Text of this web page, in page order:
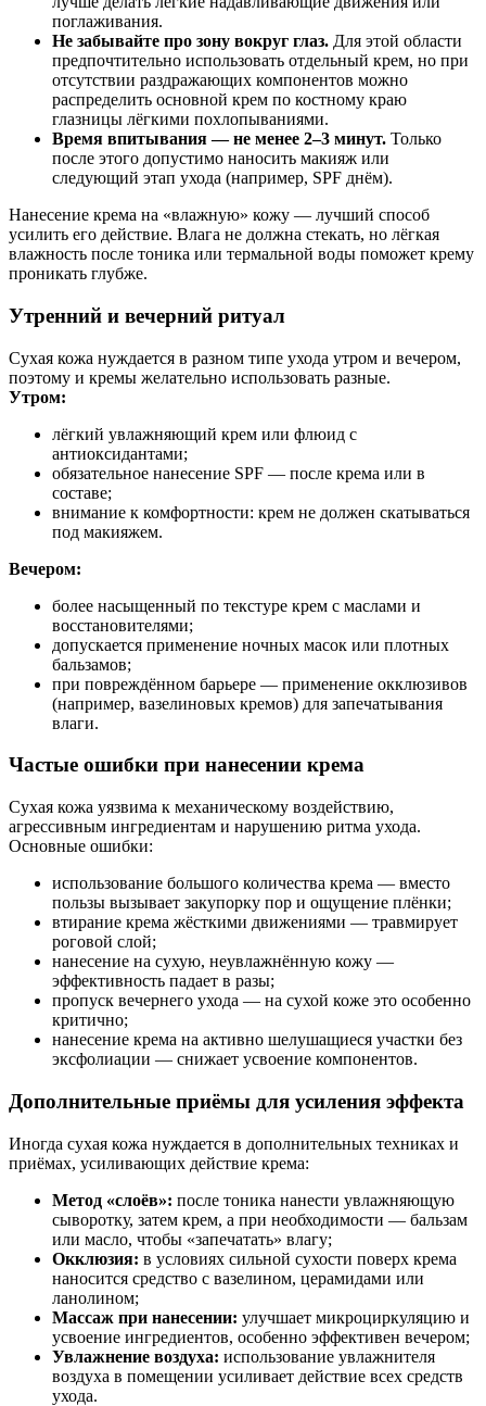
поглаживания.
Не забывайте про зону вокруг глаз. Для этой области
предпочтительно использовать отдельный крем, но при
отсутствии раздражающих компонентов можно
распределить основной крем по костному краю
глазницы лёгкими похлопываниями.
Время впитывания — не менее 2–3 минут. Только
после этого допустимо наносить макияж или
следующий этап ухода (например, SPF днём).
Нанесение крема на «влажную» кожу — лучший способ
усилить его действие. Влага не должна стекать, но лёгкая
влажность после тоника или термальной воды поможет крему
проникать глубже.
Утренний и вечерний ритуал
Сухая кожа нуждается в разном типе ухода утром и вечером,
поэтому и кремы желательно использовать разные.
Утром:
лёгкий увлажняющий крем или флюид с
антиоксидантами;
обязательное нанесение SPF — после крема или в
составе;
внимание к комфортности: крем не должен скатываться
под макияжем.
Вечером:
более насыщенный по текстуре крем с маслами и
восстановителями;
допускается применение ночных масок или плотных
бальзамов;
при повреждённом барьере — применение окклюзивов
(например, вазелиновых кремов) для запечатывания
влаги.
Частые ошибки при нанесении крема
Сухая кожа уязвима к механическому воздействию,
агрессивным ингредиентам и нарушению ритма ухода.
Основные ошибки:
использование большого количества крема — вместо
пользы вызывает закупорку пор и ощущение плёнки;
втирание крема жёсткими движениями — травмирует
роговой слой;
нанесение на сухую, неувлажнённую кожу —
эффективность падает в разы;
пропуск вечернего ухода — на сухой коже это особенно
критично;
нанесение крема на активно шелушащиеся участки без
эксфолиации — снижает усвоение компонентов.
Дополнительные приёмы для усиления эффекта
Иногда сухая кожа нуждается в дополнительных техниках и
приёмах, усиливающих действие крема:
Метод «слоёв»: после тоника нанести увлажняющую
сыворотку, затем крем, а при необходимости — бальзам
или масло, чтобы «запечатать» влагу;
Окклюзия: в условиях сильной сухости поверх крема
наносится средство с вазелином, церамидами или
ланолином;
Массаж при нанесении: улучшает микроциркуляцию и
усвоение ингредиентов, особенно эффективен вечером;
Увлажнение воздуха: использование увлажнителя
воздуха в помещении усиливает действие всех средств
ухода.